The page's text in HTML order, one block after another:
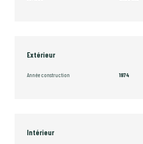
Extérieur
Année construction 1974
Intérieur